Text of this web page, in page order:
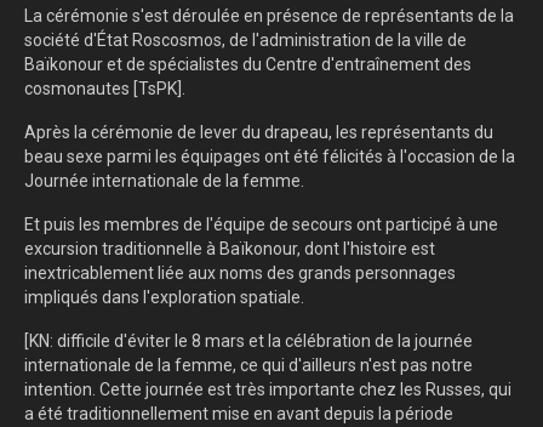
La cérémonie s'est déroulée en présence de représentants de la
société d'État Roscosmos, de l'administration de la ville de
Baïkonour et de spécialistes du Centre d'entraînement des
cosmonautes [TsPK].
Après la cérémonie de lever du drapeau, les représentants du
beau sexe parmi les équipages ont été félicités à l'occasion de la
Journée internationale de la femme.
Et puis les membres de l'équipe de secours ont participé à une
excursion traditionnelle à Baïkonour, dont l'histoire est
inextricablement liée aux noms des grands personnages
impliqués dans l'exploration spatiale.
[KN: difficile d'éviter le 8 mars et la célébration de la journée
internationale de la femme, ce qui d'ailleurs n'est pas notre
intention. Cette journée est très importante chez les Russes, qui
a été traditionnellement mise en avant depuis la période